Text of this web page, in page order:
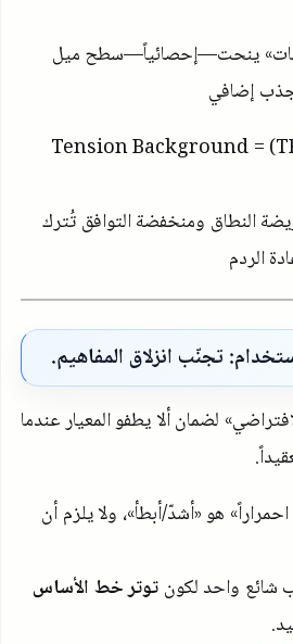
ينحت—إحصائياً—سطح ميل
إضافي
=
Tension Background
النطاق ومنخفضة التوافق تُترك
الردم
تجنّب انزلاق المفاهيم.
لضمان ألا يطفو المعيار عندما
هو «أشدّ/أبطأ»، ولا يلزم أن
شائع واحد لكون توتر خط الأساس